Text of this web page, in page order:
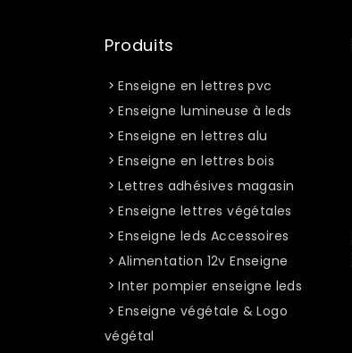
Produits
Enseigne en lettres pvc
Enseigne lumineuse à leds
Enseigne en lettres alu
Enseigne en lettres bois
Lettres adhésives magasin
Enseigne lettres végétales
Enseigne leds Accessoires
Alimentation 12v Enseigne
Inter pompier enseigne leds
Enseigne végétale & Logo
végétal